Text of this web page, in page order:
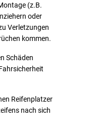
(z.B.
oder
Verletzungen
kommen.
Schäden
Reifenplatzer
nach sich